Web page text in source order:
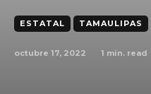
ESTATAL TAMAULIPAS
octubre 17, 2022 1 min. read